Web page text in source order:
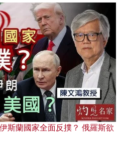
斯蘭國家全面反撲？ 俄羅斯欲